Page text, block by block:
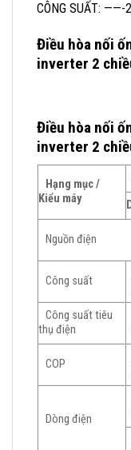
CÔNG SUẤT: ——-
Điều hòa nối
inverter 2
Điều hòa nối
inverter 2
Hạng mục /
Kiểu máy
Nguồn điện
Công suất
Công suất tiêu
thụ điện
COP
Dòng điện